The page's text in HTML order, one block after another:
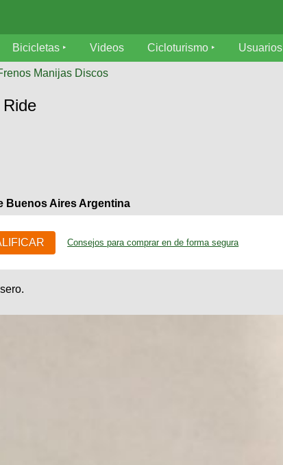
Bicicletas Videos Cicloturismo Usuarios
Manijas Discos
Buenos Aires Argentina
Consejos para comprar en de forma segura